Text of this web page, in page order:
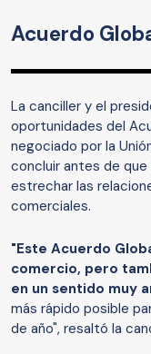
Acuerdo
La canciller y el
oportunidades del
negociado por la
concluir antes de
estrechar las
comerciales.
"Este Acuerdo
comercio, pero
en un sentido muy
más rápido posible
de año", resaltó la